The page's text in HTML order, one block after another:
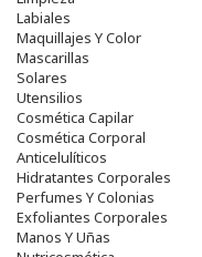
Labiales
Maquillajes Y Color
Mascarillas
Solares
Utensilios
Cosmética Capilar
Cosmética Corporal
Anticelulíticos
Hidratantes Corporales
Perfumes Y Colonias
Exfoliantes Corporales
Manos Y Uñas